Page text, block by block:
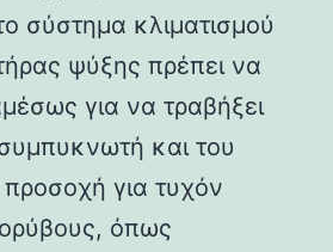
σύστημα κλιματισμού
ψύξης πρέπει να
για να τραβήξει
και του
για τυχόν
όπως